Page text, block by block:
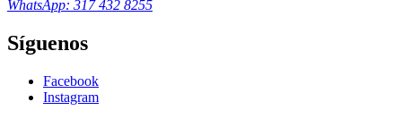
WhatsApp: 317 432 8255
Síguenos
Facebook
Instagram